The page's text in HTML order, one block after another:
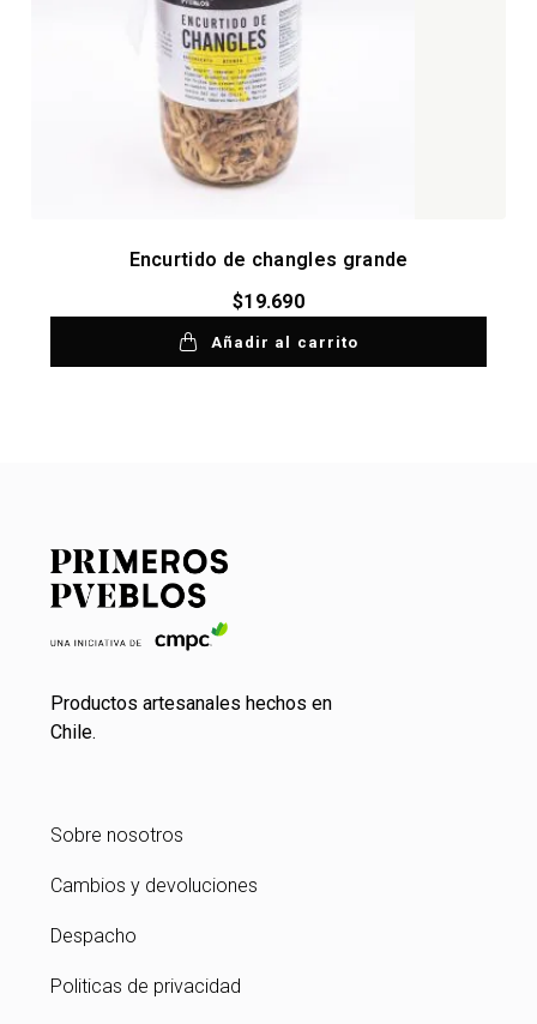
Encurtido de changles grande
$19.690
Añadir al carrito
Productos artesanales hechos en
Chile.
Sobre nosotros
Cambios y devoluciones
Despacho
Politicas de privacidad